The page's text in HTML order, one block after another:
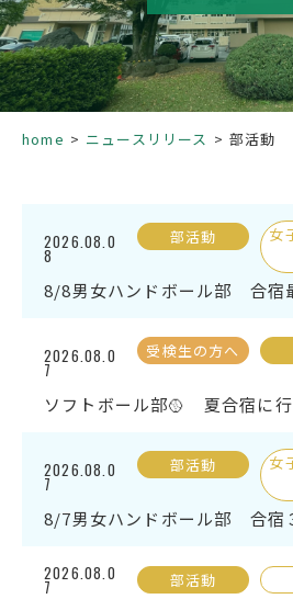
学校生活
部活動
受検生の方へ
年間スケジュール
学校
教科ガイド
保健室より
図書
事務室より
在校
本校
教育関係者の方へ
各種
home ニュースリリース 部活動
2026.08.0
8
部活動
女
8/8男女ハンドボール部 合宿
2026.08.0
7
受検生の方へ
ソフトボール部🥎 夏合宿に行
2026.08.0
7
部活動
女
8/7男女ハンドボール部 合宿
2026.08.0
7 部活動